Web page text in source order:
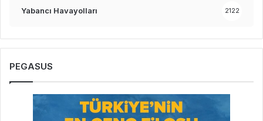
Yabancı Havayolları 2122
PEGASUS